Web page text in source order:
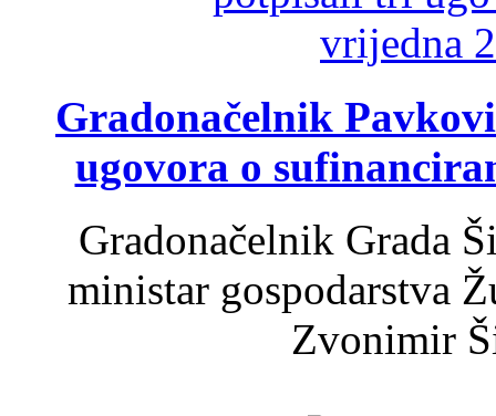
Gradonačelnik
ugovora o
Gradonačelnik Grada
ministar gospodarstva
Zvonimir